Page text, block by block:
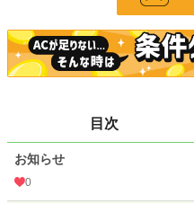
ミリアは前世でやり残したことを楽
1/20 HOTランキング1位ありがとうご
お気に入り
24h.ポイント
目次
お知らせ
0